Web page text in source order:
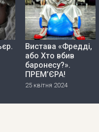
Вистава «Фредді,
або Хто вбив
баронесу?».
ПРЕМ’ЄРА!
25 квітня 2024